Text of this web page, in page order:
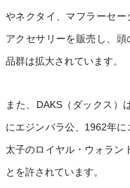
やネクタイ、マフラーセ
アクセサリーを販売し、
品群は拡大されています。
また、DAKS（ダックス）
にエジンバラ公、1962年
太子のロイヤル・ウォラン
とを許されています。